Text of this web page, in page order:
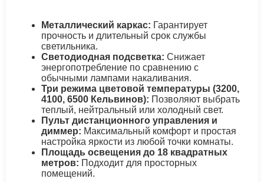
Металлический каркас: Гарантирует
прочность и длительный срок службы
светильника.
Светодиодная подсветка: Снижает
энергопотребление по сравнению с
обычными лампами накаливания.
Три режима цветовой температуры (3200,
4100, 6500 Кельвинов): Позволяют выбрать
теплый, нейтральный или холодный свет.
Пульт дистанционного управления и
диммер: Максимальный комфорт и простая
настройка яркости из любой точки комнаты.
Площадь освещения до 18 квадратных
метров: Подходит для просторных
помещений.